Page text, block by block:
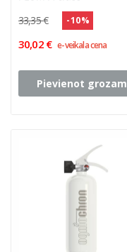
33,35 €
- 10 %
30,02 € e-veikala cena
Pievienot grozam